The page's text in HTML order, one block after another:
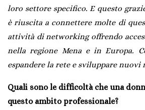
loro settore specifico. E questo
è riuscita a connettere molte di
attività di networking offrendo
nella regione Mena e in Europa.
espandere la rete e sviluppare nuovi
Quali sono le difficoltà che una
questo ambito professionale?